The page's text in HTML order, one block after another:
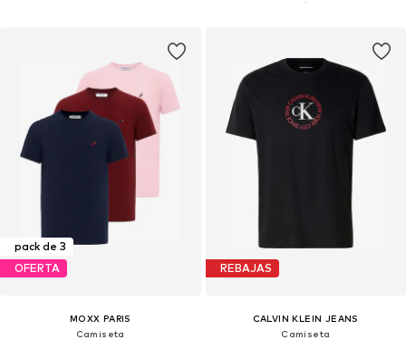
pack de 3
OFERTA
MOXX PARIS
Camiseta
REBAJAS
CALVIN KLEIN JEANS
Camiseta